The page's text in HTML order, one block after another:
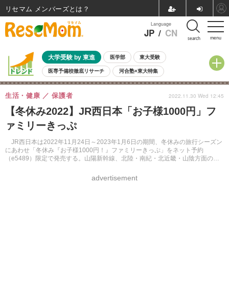
menu
Language
JP / CN search
大学受験 by 東進 医学部 東大受験
医専予備校徹底リサーチ 河合塾×東大特集
親子で考える大学選び 高校受験 中学受験 小学校受験
共通テスト 夏休み
8月開催イベント・WS 全国公立高校 過去問 人気記事
自由研究教材（小学生向け）
【冬休み2022】JR西日本「お子様1000円」フ
ァミリーきっぷ
JR西日本は2022年11月24日～2023年1月6日の期間、冬休みの旅行シーズン
にあわせ「冬休み『お子様1000円！』ファミリーきっぷ」をネット予約
（e5489）限定で発売する。山陽新幹線、北陸・南紀・北近畿・山陰方面の一
生活・健康 保護者
advertisement
2022.11.30 Wed 12:45
リセマム メンバーズ